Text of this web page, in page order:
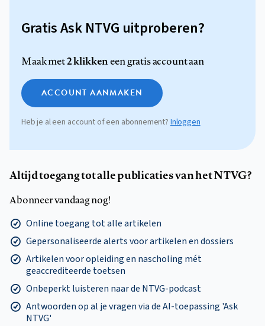
Gratis Ask NTVG uitproberen?
Maak met2 klikkeneen gratis account aan
ACCOUNT AANMAKEN
Heb je al een account of een abonnement?Inloggen
Altijd toegang tot alle publicaties van het NTVG?
Abonneer vandaag nog!
Online toegang tot alle artikelen
Gepersonaliseerde alerts voor artikelen en dossiers
Artikelen voor opleiding en nascholing mét
geaccrediteerde toetsen
Onbeperkt luisteren naar de NTVG-podcast
Antwoorden op al je vragen via de AI-toepassing 'Ask
NTVG'